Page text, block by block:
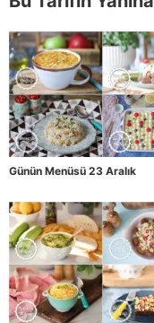
Günün Menüsü 23 Aralık